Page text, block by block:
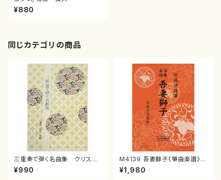
¥880
同じカテゴリの商品
三重奏で弾く名曲集 クリスマ
スメドレー( 箏2/大平光美 編
曲/楽譜）
¥990
M4139 吾妻獅子《箏曲楽譜》
（箏/宮城道雄著・宮城宗家監修/
箏曲古典楽譜）
¥1,980